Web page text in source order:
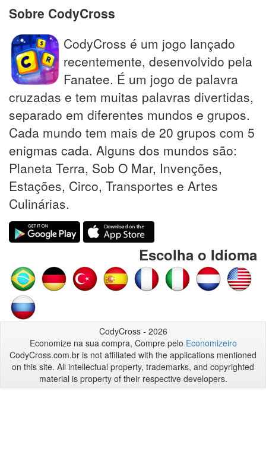
Sobre CodyCross
CodyCross é um jogo lançado
recentemente, desenvolvido pela
Fanatee. É um jogo de palavra
cruzadas e tem muitas palavras divertidas,
separado em diferentes mundos e grupos.
Cada mundo tem mais de 20 grupos com 5
enigmas cada. Alguns dos mundos são:
Planeta Terra, Sob O Mar, Invenções,
Estações, Circo, Transportes e Artes
Culinárias.
Escolha o Idioma
CodyCross - 2026
Economize na sua compra, Compre pelo Economizeiro
CodyCross.com.br is not affiliated with the applications mentioned
on this site. All intellectual property, trademarks, and copyrighted
material is property of their respective developers.